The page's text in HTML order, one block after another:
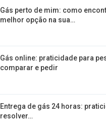
Gás perto de mim: como
melhor opção na sua…
Gás online: praticidade para
comparar e pedir
Entrega de gás 24 horas:
resolver…